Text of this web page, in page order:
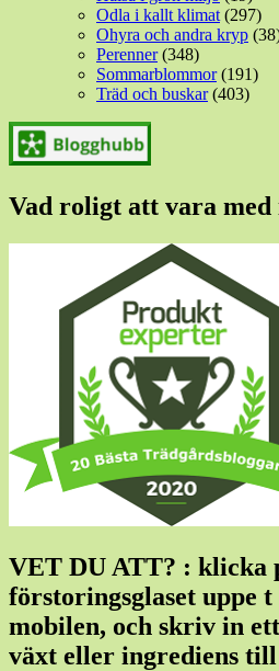
Odla i kallt klimat (297)
Ohyra och andra kryp
Perenner(348)
Sommarblommor(191)
Träd och buskar(403)
Vad roligt att vara med
VET DU ATT? : klicka
förstoringsglaset uppe t
mobilen, och skriv in
växt eller ingrediens